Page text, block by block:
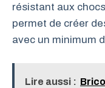
résistant aux
permet de créer
avec un minimum
Lire aussi :